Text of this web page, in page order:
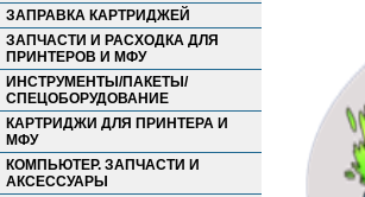
ЗАПРАВКА КАРТРИДЖЕЙ
ЗАПЧАСТИ И РАСХОДКА ДЛЯ
ПРИНТЕРОВ И МФУ
ИНСТРУМЕНТЫ/ПАКЕТЫ/
СПЕЦОБОРУДОВАНИЕ
КАРТРИДЖИ ДЛЯ ПРИНТЕРА И
МФУ
КОМПЬЮТЕР. ЗАПЧАСТИ И
АКСЕССУАРЫ